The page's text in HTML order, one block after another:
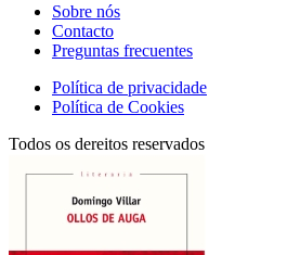
Sobre nós
Contacto
Preguntas frecuentes
Política de privacidade
Política de Cookies
Todos os dereitos reservados